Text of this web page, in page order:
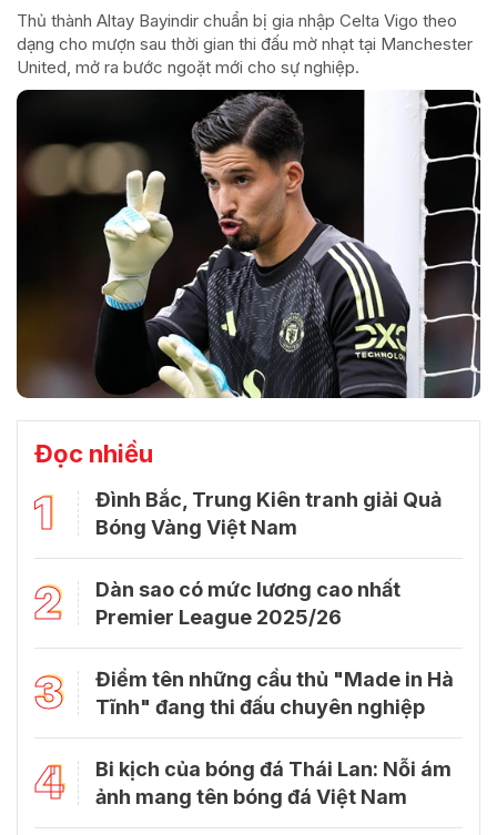
Thủ thành Altay Bayindir chuẩn bị gia nhập Celta Vigo theo
dạng cho mượn sau thời gian thi đấu mờ nhạt tại Manchester
United, mở ra bước ngoặt mới cho sự nghiệp.
Đọc nhiều
1
Đình Bắc, Trung Kiên tranh giải Quả
Bóng Vàng Việt Nam
2
Dàn sao có mức lương cao nhất
Premier League 2025/26
3
Điểm tên những cầu thủ "Made in Hà
Tĩnh" đang thi đấu chuyên nghiệp
4
Bi kịch của bóng đá Thái Lan: Nỗi ám
ảnh mang tên bóng đá Việt Nam